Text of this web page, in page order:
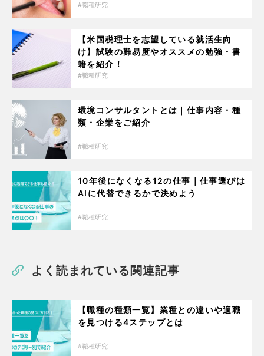
職種研究
【米国税理士を志望している就活生向
け】試験の難易度やオススメの勉強・書
籍を紹介！
職種研究
環境コンサルタントとは｜仕事内容・種
類・企業をご紹介
職種研究
10年後になくなる12の仕事｜仕事選びは
AIに代替できるかで決めよう
職種研究
よく読まれている関連記事
【職種の種類一覧】業種との違いや適職
を見つける4ステップとは
職種研究